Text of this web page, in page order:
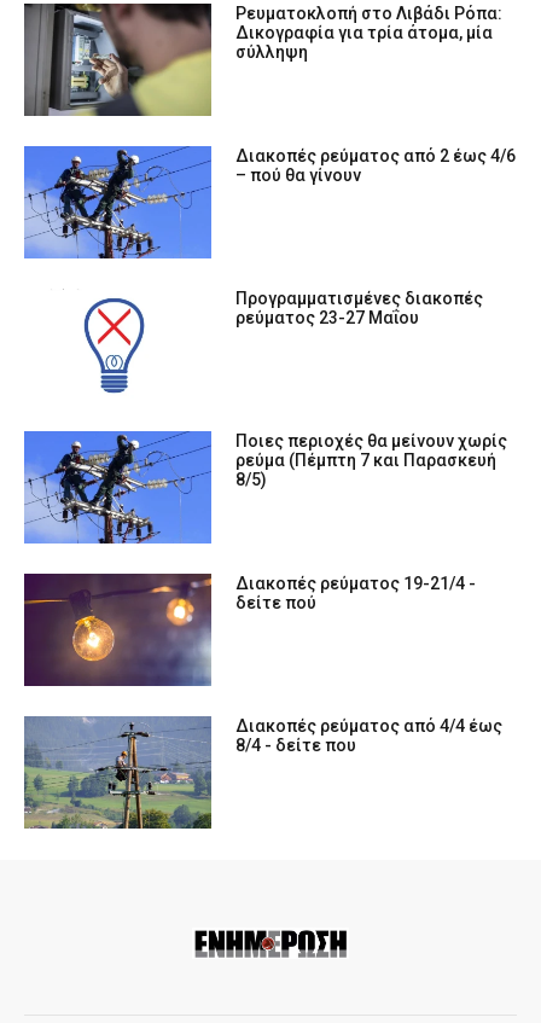
Ρευματοκλοπή στο Λιβάδι Ρόπα:
Δικογραφία για τρία άτομα, μία
σύλληψη
Διακοπές ρεύματος από 2 έως 4/6
– πού θα γίνουν
Προγραμματισμένες διακοπές
ρεύματος 23-27 Μαΐου
Ποιες περιοχές θα μείνουν χωρίς
ρεύμα (Πέμπτη 7 και Παρασκευή
8/5)
Διακοπές ρεύματος 19-21/4 -
δείτε πού
Διακοπές ρεύματος από 4/4 έως
8/4 - δείτε που